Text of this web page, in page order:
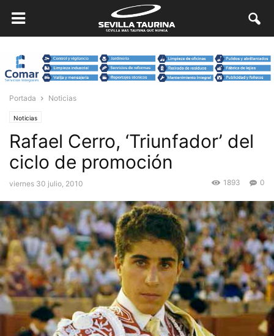
Portada Noticias
Noticias
Rafael Cerro, ‘Triunfador’ del
ciclo de promoción
viernes 30 julio, 2010 0
1893